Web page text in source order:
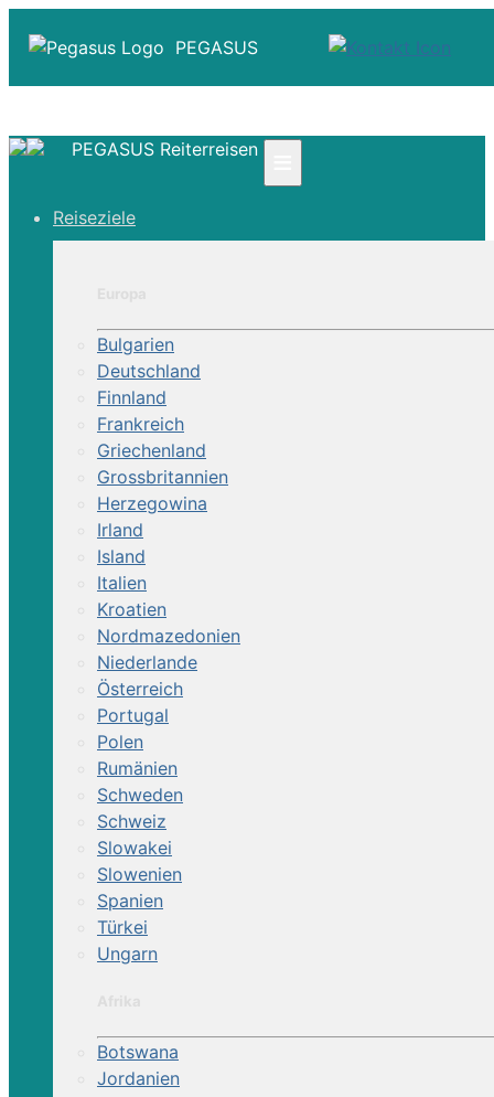
PEGASUS
☎ Deutschland 0800 - 505 18 01
Über Uns
PEGASUS Reiterreisen
Reiseziele
Bulgarien
Deutschland
Finnland
Frankreich
Griechenland
Grossbritannien
Herzegowina
Irland
Island
Italien
Kroatien
Nordmazedonien
Niederlande
Österreich
Portugal
Polen
Rumänien
Schweden
Schweiz
Slowakei
Slowenien
Spanien
Türkei
Ungarn
Botswana
Jordanien